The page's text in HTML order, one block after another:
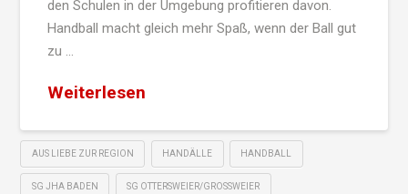
den Schulen in der Umgebung profitieren davon.
Handball macht gleich mehr Spaß, wenn der Ball gut
zu …
Weiterlesen
AUS LIEBE ZUR REGION HANDÄLLE HANDBALL
SG JHA BADEN SG OTTERSWEIER/GROSSWEIER